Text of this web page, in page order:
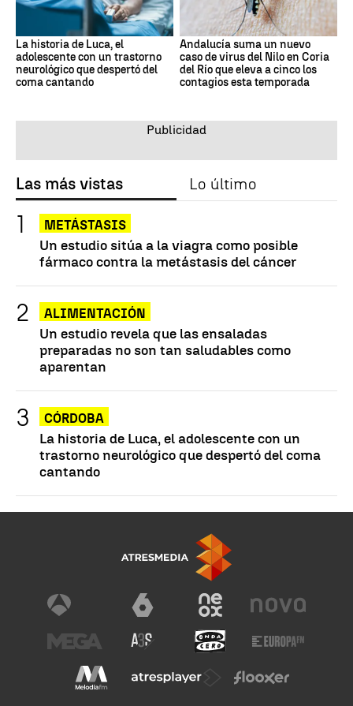
La historia de Luca, el
adolescente con un trastorno
neurológico que despertó del
coma cantando
Andalucía suma un nuevo
caso de virus del Nilo en Coria
del Río que eleva a cinco los
contagios esta temporada
Las más vistas Lo último
METÁSTASIS
Un estudio sitúa a la viagra como posible
fármaco contra la metástasis del cáncer
ALIMENTACIÓN
Un estudio revela que las ensaladas
preparadas no son tan saludables como
aparentan
CÓRDOBA
La historia de Luca, el adolescente con un
trastorno neurológico que despertó del coma
cantando